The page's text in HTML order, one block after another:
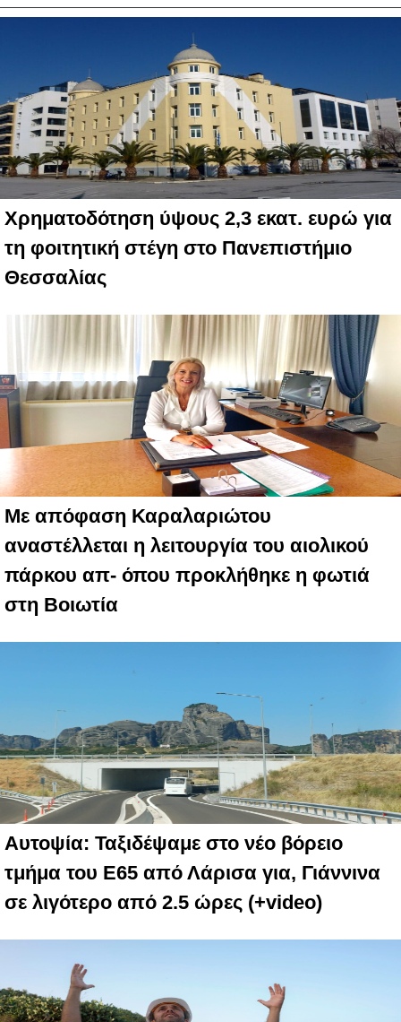
Χρηματοδότηση ύψους 2,3 εκατ. ευρώ για
τη φοιτητική στέγη στο Πανεπιστήμιο
Θεσσαλίας
Με απόφαση Καραλαριώτου
αναστέλλεται η λειτουργία του αιολικού
πάρκου απ- όπου προκλήθηκε η φωτιά
στη Βοιωτία
Αυτοψία: Ταξιδέψαμε στο νέο βόρειο
τμήμα του Ε65 από Λάρισα για, Γιάννινα
σε λιγότερο από 2.5 ώρες (+video)